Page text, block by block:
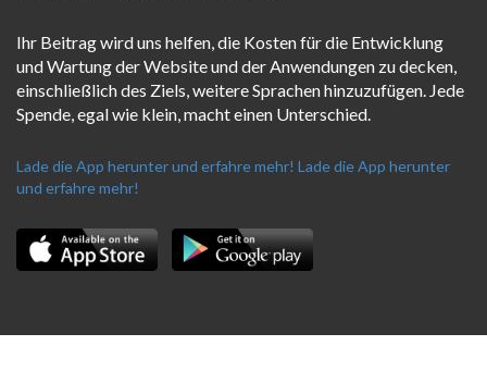
Ihr Beitrag wird uns helfen, die Kosten für die Entwicklung
und Wartung der Website und der Anwendungen zu decken,
einschließlich des Ziels, weitere Sprachen hinzuzufügen. Jede
Spende, egal wie klein, macht einen Unterschied.
Lade die App herunter und erfahre mehr! Lade die App herunter
und erfahre mehr!